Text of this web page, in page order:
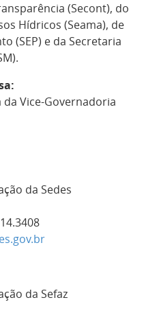
(Secont), do
Hídricos (Seama), de
(SEP) e da Secretaria
Vice-Governadoria
da Sedes
da Sefaz